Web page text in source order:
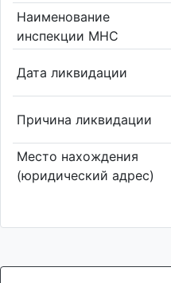
Наименование
инспекции МНС
Дата ликвидации
Причина ликвидации
Место нахождения
(юридический адрес)